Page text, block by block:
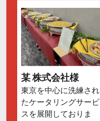
某 株式会社様
東京を中心に洗練され
たケータリングサービ
スを展開しておりま